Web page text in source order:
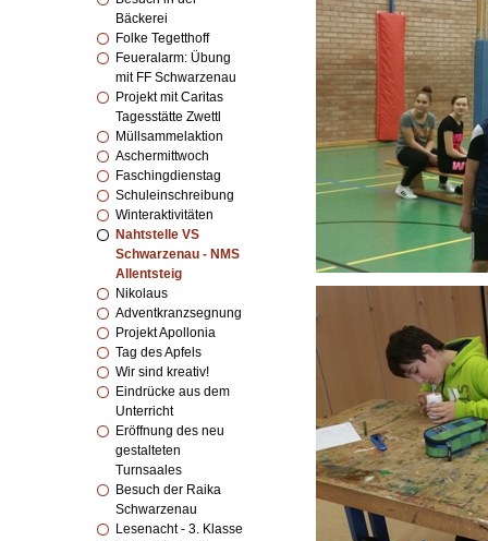
Bäckerei
Folke Tegetthoff
Feueralarm: Übung
mit FF Schwarzenau
Projekt mit Caritas
Tagesstätte Zwettl
Müllsammelaktion
Aschermittwoch
Faschingdienstag
Schuleinschreibung
Winteraktivitäten
Nahtstelle VS
Schwarzenau - NMS
Allentsteig
Nikolaus
Adventkranzsegnung
Projekt Apollonia
Tag des Apfels
Wir sind kreativ!
Eindrücke aus dem
Unterricht
Eröffnung des neu
gestalteten
Turnsaales
Besuch der Raika
Schwarzenau
Lesenacht - 3. Klasse